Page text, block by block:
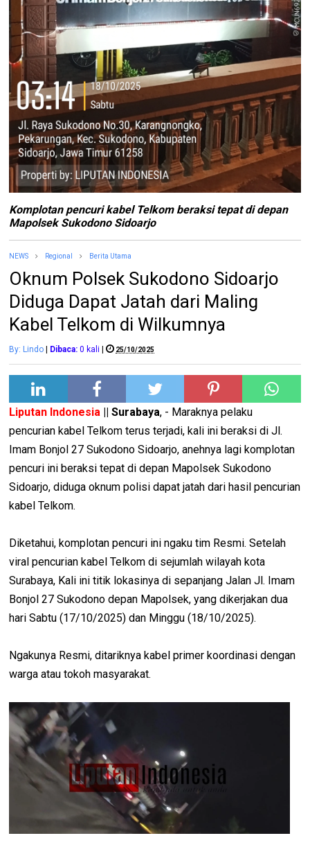
Komplotan pencuri kabel Telkom beraksi tepat di depan
Mapolsek Sukodono Sidoarjo
NEWS Regional Berita Utama
Oknum Polsek Sukodono Sidoarjo
Diduga Dapat Jatah dari Maling
Kabel Telkom di Wilkumnya
By: Lindo Dibaca: 0 kali | 25/10/2025
Liputan Indonesia || Surabaya, - Maraknya pelaku
pencurian kabel Telkom terus terjadi, kali ini beraksi di Jl.
Imam Bonjol 27 Sukodono Sidoarjo, anehnya lagi komplotan
pencuri ini beraksi tepat di depan Mapolsek Sukodono
Sidoarjo, diduga oknum polisi dapat jatah dari hasil pencurian
kabel Telkom.
Diketahui, komplotan pencuri ini ngaku tim Resmi. Setelah
viral pencurian kabel Telkom di sejumlah wilayah kota
Surabaya, Kali ini titik lokasinya di sepanjang Jalan Jl. Imam
Bonjol 27 Sukodono depan Mapolsek, yang dikerjakan dua
hari Sabtu (17/10/2025) dan Minggu (18/10/2025).
Ngakunya Resmi, ditariknya kabel primer koordinasi dengan
warga atau tokoh masyarakat.